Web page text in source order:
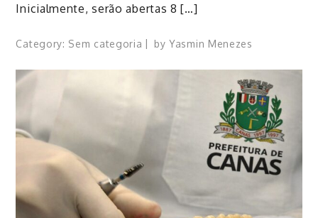
Inicialmente, serão abertas 8 […]
Category: Sem categoria byYasmin Menezes